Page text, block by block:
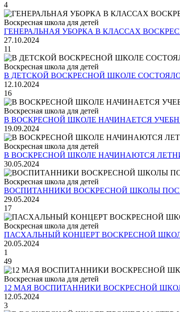
4
Воскресная школа для детей
ГЕНЕРАЛЬНАЯ УБОРКА В КЛАССАХ
27.10.2024
11
Воскресная школа для детей
В ДЕТСКОЙ ВОСКРЕСНОЙ ШКОЛЕ
12.10.2024
16
Воскресная школа для детей
В ВОСКРЕСНОЙ ШКОЛЕ НАЧИНАЕТСЯ
19.09.2024
Воскресная школа для детей
В ВОСКРЕСНОЙ ШКОЛЕ НАЧИНАЮТСЯ
30.05.2024
Воскресная школа для детей
ВОСПИТАННИКИ ВОСКРЕСНОЙ ШКОЛЫ
29.05.2024
17
Воскресная школа для детей
ПАСХАЛЬНЫЙ КОНЦЕРТ ВОСКРЕСНОЙ
20.05.2024
1
49
Воскресная школа для детей
12 МАЯ ВОСПИТАННИКИ ВОСКРЕСНОЙ
12.05.2024
3